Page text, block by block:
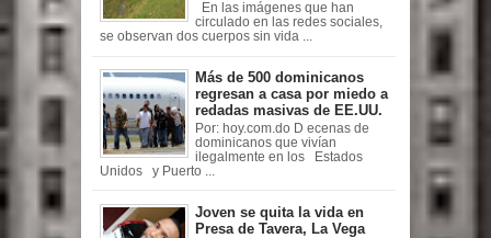
En las imágenes que han
circulado en las redes sociales,
se observan dos cuerpos sin vida ...
Más de 500 dominicanos
regresan a casa por miedo a
redadas masivas de EE.UU.
Por: hoy.com.do D ecenas de
dominicanos que vivían
ilegalmente en los Estados
Unidos y Puerto ...
Joven se quita la vida en
Presa de Tavera, La Vega